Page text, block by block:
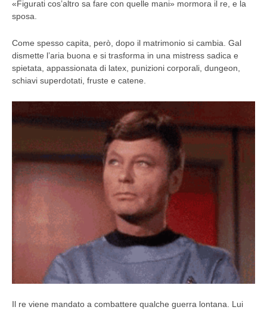
«Figurati cos’altro sa fare con quelle mani» mormora il re, e la
sposa.
Come spesso capita, però, dopo il matrimonio si cambia. Gal
dismette l’aria buona e si trasforma in una mistress sadica e
spietata, appassionata di latex, punizioni corporali, dungeon,
schiavi superdotati, fruste e catene.
Il re viene mandato a combattere qualche guerra lontana. Lui